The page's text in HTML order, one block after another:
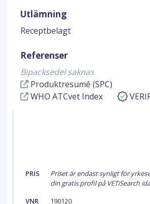
Utlämning
Receptbelagt
Referenser
Bipacksedel saknas
Produktresumé (SPC)
WHO ATCvet Index
PRIS
Priset är endast synligt för
din gratis profil på VETiSearch
VNR
190120